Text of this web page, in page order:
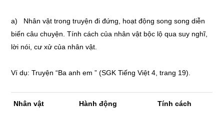
a) Nhân vật trong truyện đi đứng, hoạt động song song diễn
biến câu chuyện. Tính cách của nhân vật bộc lộ qua suy nghĩ,
lời nói, cư xử của nhân vật.
Ví dụ: Truyện “Ba anh em ” (SGK Tiếng Việt 4, trang 19).
Nhân vật Hành động Tính cách